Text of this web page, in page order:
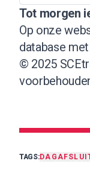
werkdagen
mogelijk te
een kort
leiden tot een
op de website.
Tot morgen
Op onze
database
© 2025
TAGS: